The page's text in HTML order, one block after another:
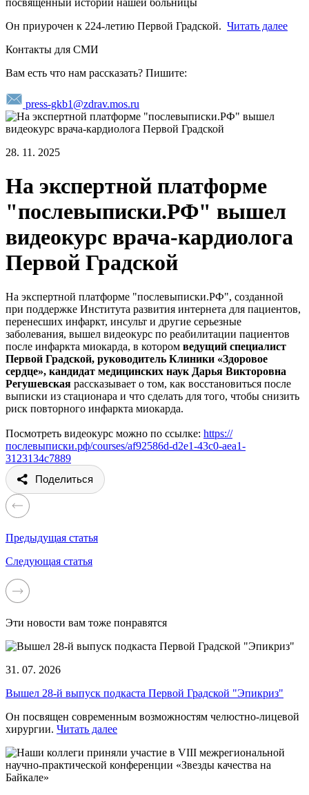
посвященный истории нашей больницы
Он приурочен к 224-летию Первой Градской. Читать далее
Контакты для СМИ
Вам есть что нам рассказать? Пишите:
press-gkb1@zdrav.mos.ru
28. 11. 2025
На экспертной платформе
"послевыписки.РФ" вышел
видеокурс врача-кардиолога
Первой Градской
На экспертной платформе "послевыписки.РФ", созданной
при поддержке Института развития интернета для пациентов,
перенесших инфаркт, инсульт и другие серьезные
заболевания, вышел видеокурс по реабилитации пациентов
после инфаркта миокарда, в котором ведущий специалист
Первой Градской, руководитель Клиники «Здоровое
сердце», кандидат медицинских наук Дарья Викторовна
Регушевская рассказывает о том, как восстановиться после
выписки из стационара и что сделать для того, чтобы снизить
риск повторного инфаркта миокарда.
Посмотреть видеокурс можно по ссылке: https://
послевыписки.рф/courses/af92586d-d2e1-43c0-aea1-
3123134c7889
Поделиться
Предыдущая статья
Следующая статья
Эти новости вам тоже понравятся
31. 07. 2026
Вышел 28-й выпуск подкаста Первой Градской "Эпикриз"
Он посвящен современным возможностям челюстно-лицевой
хирургии. Читать далее